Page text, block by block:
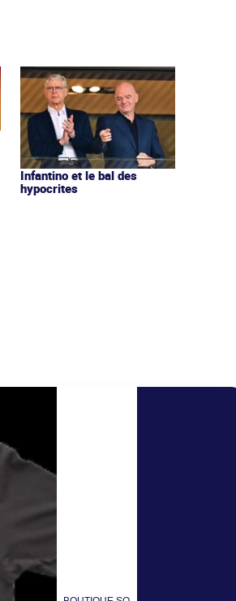
Infantino et le bal des
hypocrites